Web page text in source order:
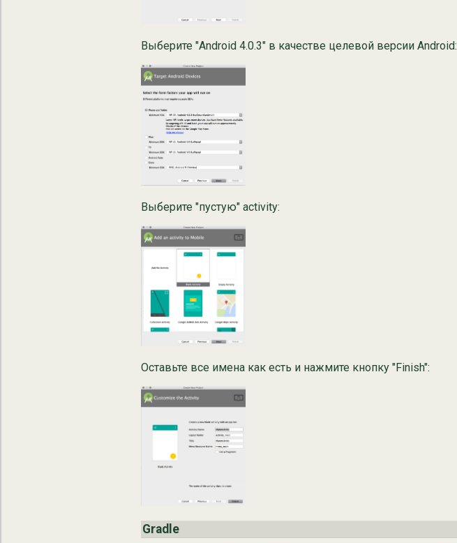
Выберите "Android 4.0.3" в качестве целевой версии Android:
Выберите "пустую" activity:
Оставьте все имена как есть и нажмите кнопку "Finish":
Gradle